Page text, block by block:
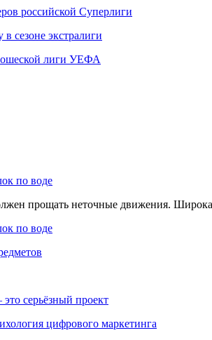
российской Суперлиги
сезоне экстралиги
лиги УЕФА
по воде
прощать неточные движения.
по воде
серьёзный проект
цифрового маркетинга